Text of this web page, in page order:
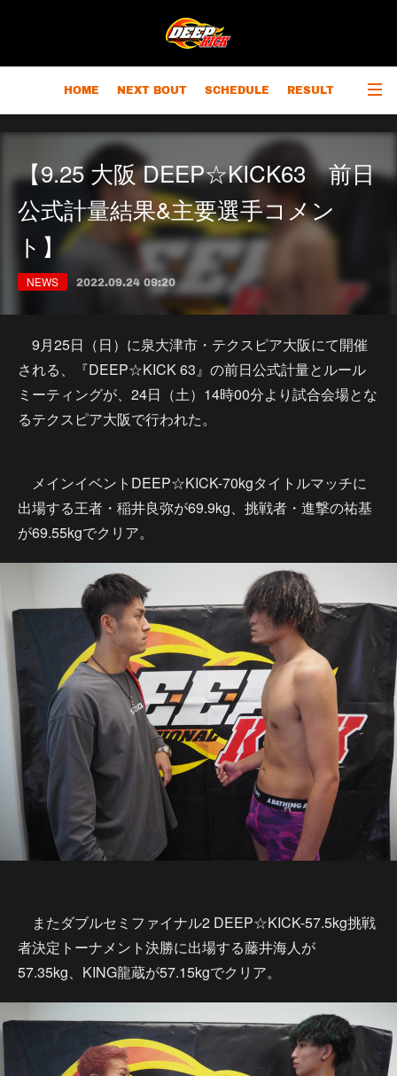
HOME NEXT BOUT SCHEDULE RESULT
RANKING CHAMPIONS OUTLINE
【9.25 大阪 DEEP☆KICK63 前日
公式計量結果&主要選手コメン
ト】
NEWS 2022.09.24 09:20
9月25日（日）に泉大津市・テクスピア大阪にて開催
される、『DEEP☆KICK 63』の前日公式計量とルール
ミーティングが、24日（土）14時00分より試合会場とな
るテクスピア大阪で行われた。
メインイベントDEEP☆KICK-70kgタイトルマッチに
出場する王者・稲井良弥が69.9kg、挑戦者・進撃の祐基
が69.55kgでクリア。
またダブルセミファイナル2 DEEP☆KICK-57.5kg挑戦
者決定トーナメント決勝に出場する藤井海人が
57.35kg、KING龍蔵が57.15kgでクリア。